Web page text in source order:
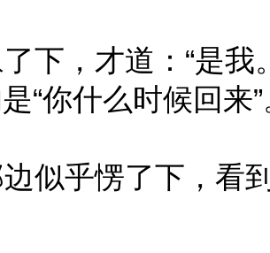
下，才道：“是我
“你什么时候回来
似乎愣了下，看